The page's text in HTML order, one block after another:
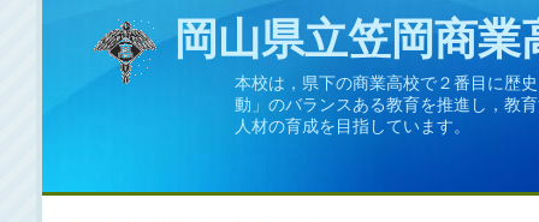
岡山県立笠岡商業
本校は，県下の商業高校で２番目に歴
動」のバランスある教育を推進し，教
人材の育成を目指しています。